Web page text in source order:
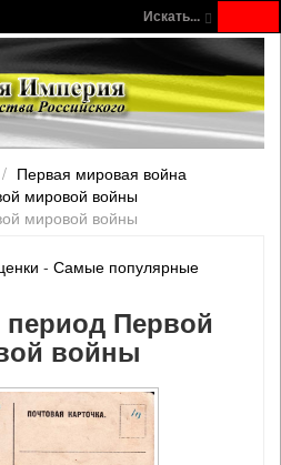
Искать...
Первая мировая война
мировой войны
мировой войны
- Самые популярные
период Первой
войны